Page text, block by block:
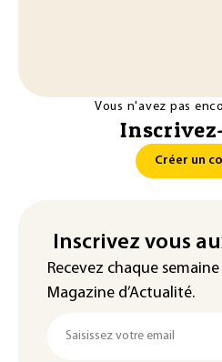
Vous n'avez pas
Créer un
Inscrivez vous
Recevez chaque
Magazine d’Actualité.